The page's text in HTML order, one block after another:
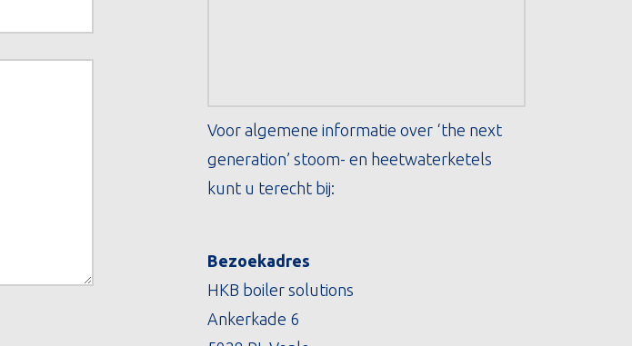
Voor algemene informatie over ‘the next
generation’ stoom- en heetwaterketels
kunt u terecht bij:
Bezoekadres
HKB boiler solutions
Ankerkade 6